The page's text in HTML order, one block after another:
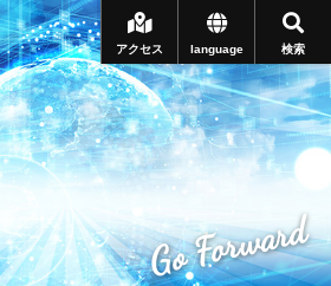
検索
language
アクセス
Go Forward